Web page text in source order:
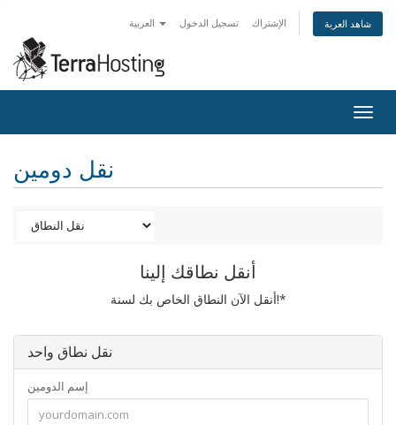
تسجيل الدخول الإشتراك شاهد العربة
نقل دومين
أنقل نطاقك إلينا
أنقل الآن النطاق الخاص بك لسنة!*
نقل نطاق واحد
إسم الدومين